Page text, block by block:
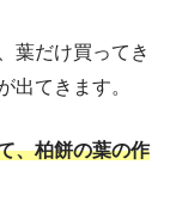
葉だけ買ってき
出てきます。
、柏餅の葉の作